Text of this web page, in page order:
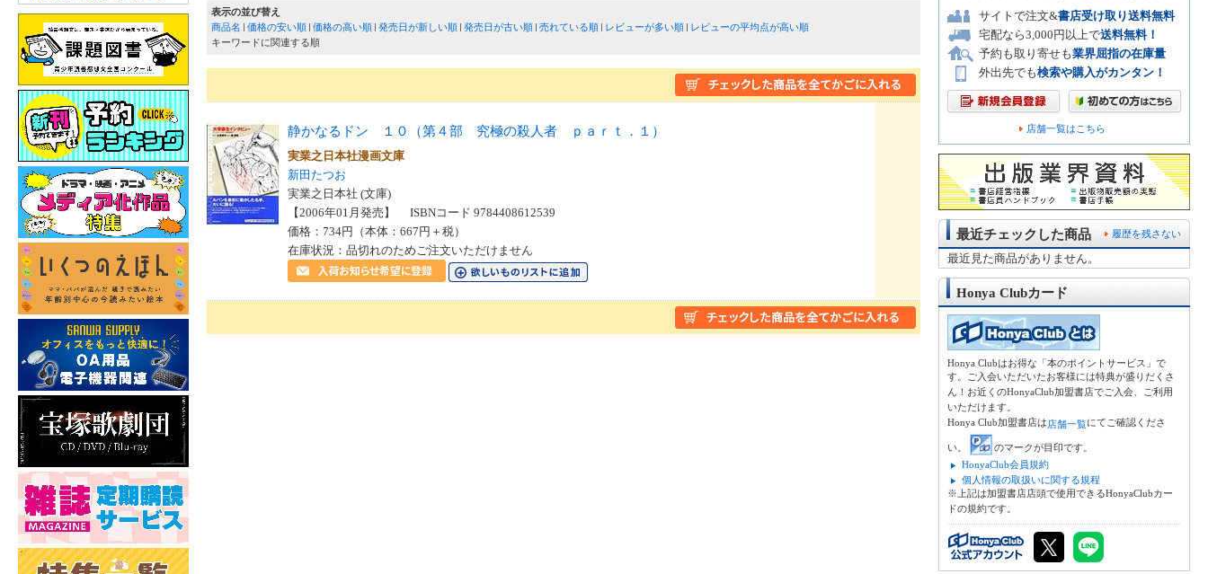
表示の並び替え
商品名
価格の安い順 価格の高い順 発売日が新しい順 発売日が古い順 売れている順 レビューが多い順
レビューの平均点が高い順
キーワードに関連する順
静かなるドン １０（第４部 究極の殺人者 ｐａｒｔ．１）
実業之日本社漫画文庫
新田たつお
実業之日本社 (文庫)
【2006年01月発売】 ISBNコード 9784408612539
価格：734円（本体：667円＋税）
在庫状況：品切れのためご注文いただけません
サイトで注文&書店受け取り送料無料
宅配なら3,000円以上で送料無料！
予約も取り寄せも業界屈指の在庫量
外出先でも検索や購入がカンタン！
店舗一覧はこちら
履歴を残さない
最近チェックした商品
最近見た商品がありません。
Honya Clubカード
Honya Clubはお得な「本のポイントサービス」で
す。ご入会いただいたお客様には特典が盛りだくさ
ん！お近くのHonyaClub加盟書店でご入会、ご利用
いただけます。
Honya Club加盟書店は店舗一覧にてご確認くださ
い。
のマークが目印です。
HonyaClub会員規約
個人情報の取扱いに関する規程
※上記は加盟書店店頭で使用できるHonyaClubカー
ドの規約です。